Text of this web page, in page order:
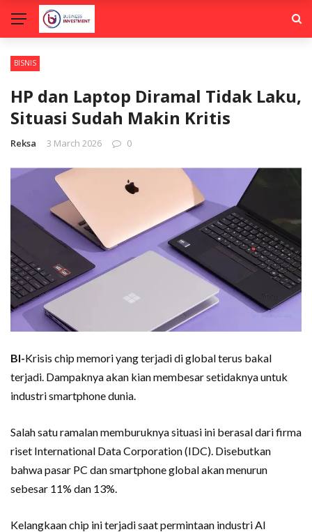
BISNIS
HP dan Laptop Diramal Tidak Laku,
Situasi Sudah Makin Kritis
Reksa 3 March 2026 0
BI-Krisis chip memori yang terjadi di global terus bakal
terjadi. Dampaknya akan kian membesar setidaknya untuk
industri smartphone dunia.
Salah satu ramalan memburuknya situasi ini berasal dari firma
riset International Data Corporation (IDC). Disebutkan
bahwa pasar PC dan smartphone global akan menurun
sebesar 11% dan 13%.
Kelangkaan chip ini terjadi saat permintaan industri AI